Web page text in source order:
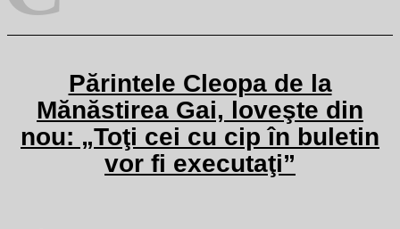
Părintele Cleopa de la
Mănăstirea Gai, loveşte din
nou: „Toţi cei cu cip în buletin
vor fi executaţi”